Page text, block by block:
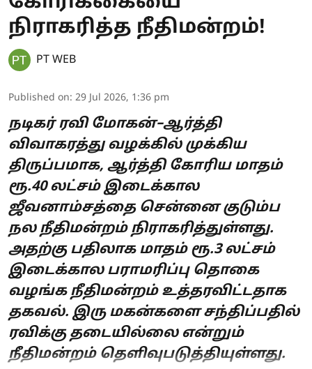
நிராகரித்த நீதிமன்றம்!
PT WEB
Published on: 29 Jul 2026, 1:36 pm
நடிகர் ரவி மோகன்–ஆர்த்தி
விவாகரத்து வழக்கில் முக்கிய
திருப்பமாக, ஆர்த்தி கோரிய மாதம்
ரூ.40 லட்சம் இடைக்கால
ஜீவனாம்சத்தை சென்னை குடும்ப
நல நீதிமன்றம் நிராகரித்துள்ளது.
அதற்கு பதிலாக மாதம் ரூ.3 லட்சம்
இடைக்கால பராமரிப்பு தொகை
வழங்க நீதிமன்றம் உத்தரவிட்டதாக
தகவல். இரு மகன்களை சந்திப்பதில்
ரவிக்கு தடையில்லை என்றும்
நீதிமன்றம் தெளிவுபடுத்தியுள்ளது.